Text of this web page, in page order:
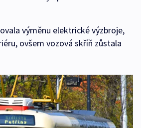
výměnu elektrické výzbroje,
ovšem vozová skříň zůstala